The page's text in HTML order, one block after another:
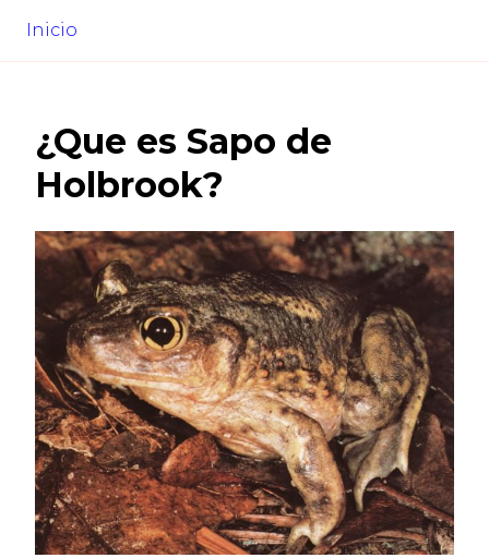
Inicio
¿Que es Sapo de
Holbrook?